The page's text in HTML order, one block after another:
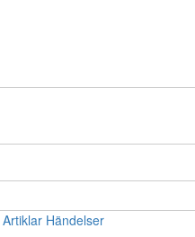
Artiklar Händelser